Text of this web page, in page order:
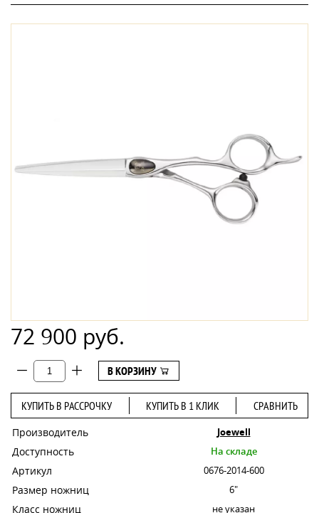
72 900 руб.
В КОРЗИНУ
КУПИТЬ В РАССРОЧКУ КУПИТЬ В 1 КЛИК СРАВНИТЬ
Производитель Joewell
Доступность На складе
Артикул 0676-2014-600
Размер ножниц 6"
Класс ножниц не указан